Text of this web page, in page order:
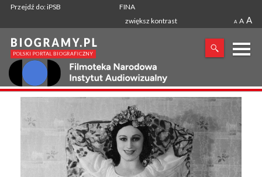
Przejdź do: iPSB
FINA
zwiększ kontrast
A A A
X
SZUKANA FRAZA